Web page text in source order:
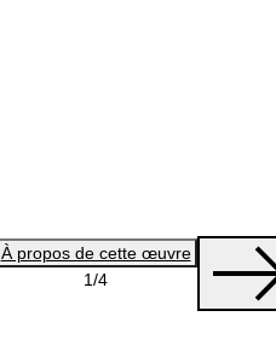
À propos de cette œuvre
1/4